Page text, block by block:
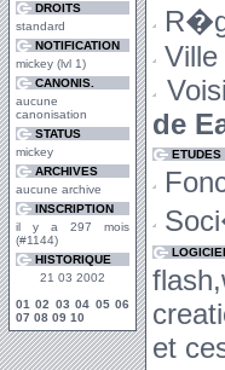
DROITS
standard
NOTIFICATION
mickey (lvl 1)
CANONIS.
aucune
canonisation
STATUS
mickey
ARCHIVES
aucune archive
INSCRIPTION
il y a 297 mois
(#1144)
HISTORIQUE
21 03 2002
01 02 03 04 05 06
07 08 09 10
Ville
de
et